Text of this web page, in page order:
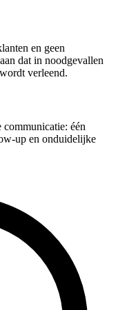
en geen
dat in noodgevallen
verleend.
één
en onduidelijke